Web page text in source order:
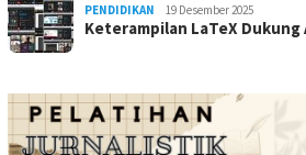
PENDIDIKAN 19 Desember 2025
Keterampilan LaTeX